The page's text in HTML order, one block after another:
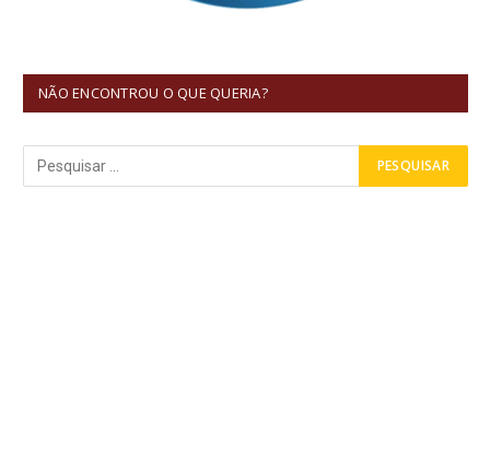
NÃO ENCONTROU O QUE QUERIA?